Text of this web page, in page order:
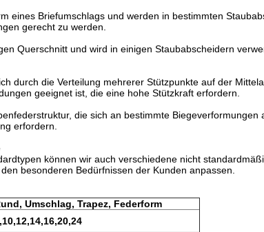
eines Briefumschlags und werden in bestimmten
gerecht zu werden.
Querschnitt und wird in einigen Staubabscheidern
durch die Verteilung mehrerer Stützpunkte auf der
geeignet ist, die eine hohe Stützkraft erfordern.
die sich an bestimmte Biegeverformungen
erfordern.
können wir auch verschiedene nicht
besonderen Bedürfnissen der Kunden anpassen.
Umschlag, Trapez, Federform